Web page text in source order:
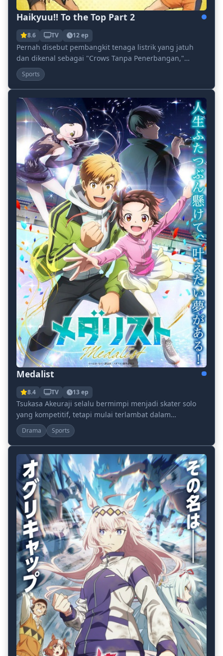
Haikyuu!! To the Top Part 2
8.6 TV 12 ep
Pernah disebut pembangkit tenaga listrik yang jatuh
dan dikenal sebagai "Crows Tanpa Penerbangan,"
Sekolah Menengah Karasuno akhirnya terbang di
Natio...
Sports
Medalist
8.4 TV 13 ep
Tsukasa Akeuraji selalu bermimpi menjadi skater solo
yang kompetitif, tetapi mulai terlambat dalam
kehidupan berarti ambisinya tidak pernah turun. Sek...
Drama Sports